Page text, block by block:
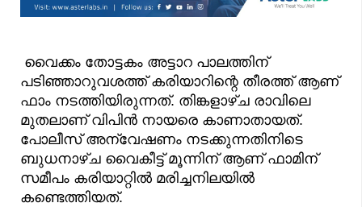
വൈക്കം തോട്ടകം അട്ടാറ പാലത്തിന്
പടിഞ്ഞാറുവശത്ത് കരിയാറിന്റെ തീരത്ത് ആണ്
ഫാം നടത്തിയിരുന്നത്. തിങ്കളാഴ്ച രാവിലെ
മുതലാണ് വിപിൻ നായരെ കാണാതായത്.
പോലീസ് അന്വേഷണം നടക്കുന്നതിനിടെ
ബുധനാഴ്ച വൈകീട്ട് മൂന്നിന് ആണ് ഫാമിന്
സമീപം കരിയാറ്റിൽ മരിച്ചനിലയിൽ
കണ്ടെത്തിയത്.